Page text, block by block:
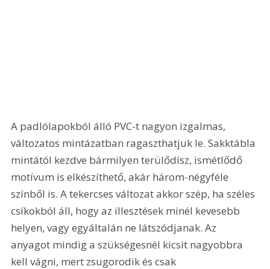
A padlólapokból álló PVC-t nagyon izgalmas,
változatos mintázatban ragaszthatjuk le. Sakktábla
mintától kezdve bármilyen terülődísz, ismétlődő
motívum is elkészíthető, akár három-négyféle
színből is. A tekercses változat akkor szép, ha széles
csíkokból áll, hogy az illesztések minél kevesebb
helyen, vagy egyáltalán ne látszódjanak. Az
anyagot mindig a szükségesnél kicsit nagyobbra
kell vágni, mert zsugorodik és csak